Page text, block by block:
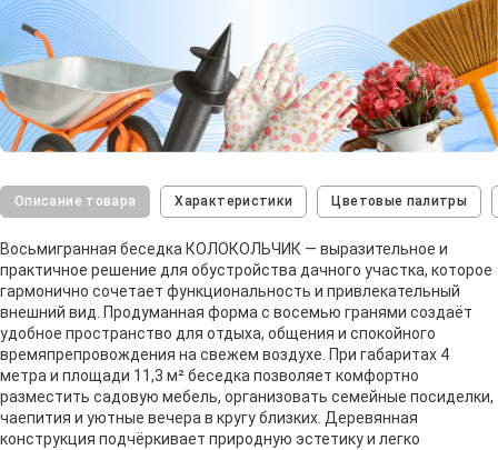
Описание товара Характеристики Цветовые палитры
Восьмигранная беседка КОЛОКОЛЬЧИК — выразительное и
практичное решение для обустройства дачного участка, которое
гармонично сочетает функциональность и привлекательный
внешний вид. Продуманная форма с восемью гранями создаёт
удобное пространство для отдыха, общения и спокойного
времяпрепровождения на свежем воздухе. При габаритах 4
метра и площади 11,3 м² беседка позволяет комфортно
разместить садовую мебель, организовать семейные посиделки,
чаепития и уютные вечера в кругу близких. Деревянная
конструкция подчёркивает природную эстетику и легко